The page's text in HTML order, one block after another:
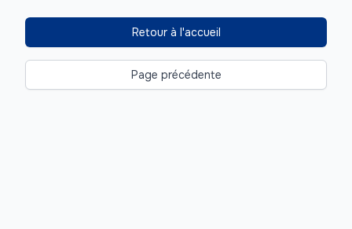
Retour à l'accueil
Page précédente